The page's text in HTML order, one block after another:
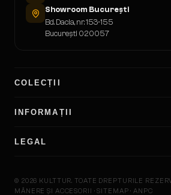
Showroom București
Bd. Dacia, nr. 153-155
București 020057
COLECȚII
INFORMAȚII
LEGAL
© 2026 KULTTUR. TOATE DREPTURILE
MÂNERE ȘI ACCESORII · SITEMAP · ANPC